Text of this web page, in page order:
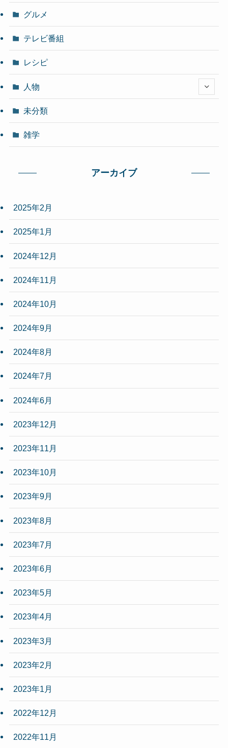
グルメ
テレビ番組
レシピ
人物
未分類
雑学
アーカイブ
2025年2月
2025年1月
2024年12月
2024年11月
2024年10月
2024年9月
2024年8月
2024年7月
2024年6月
2023年12月
2023年11月
2023年10月
2023年9月
2023年8月
2023年7月
2023年6月
2023年5月
2023年4月
2023年3月
2023年2月
2023年1月
2022年12月
2022年11月